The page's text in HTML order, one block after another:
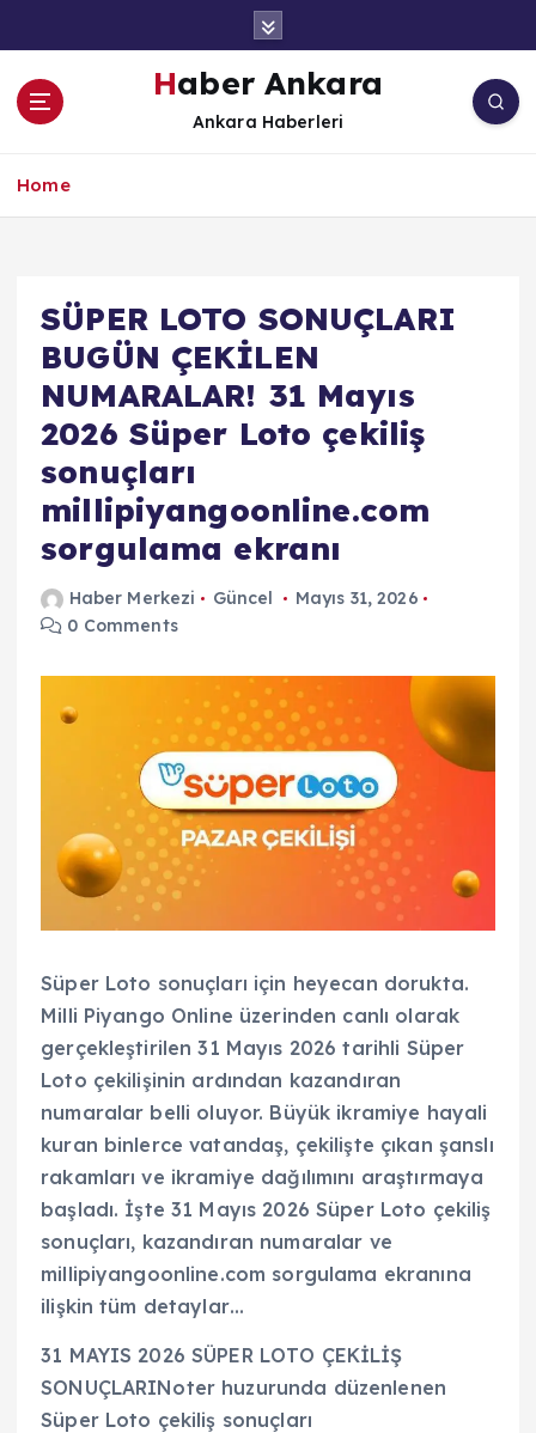
Haber Ankara
Ankara Haberleri
Home
SÜPER LOTO SONUÇLARI
BUGÜN ÇEKİLEN
NUMARALAR! 31 Mayıs
2026 Süper Loto çekiliş
sonuçları
millipiyangoonline.com
sorgulama ekranı
Haber Merkezi Güncel
Mayıs 31, 2026
0 Comments
Süper Loto sonuçları için heyecan dorukta.
Milli Piyango Online üzerinden canlı olarak
gerçekleştirilen 31 Mayıs 2026 tarihli Süper
Loto çekilişinin ardından kazandıran
numaralar belli oluyor. Büyük ikramiye hayali
kuran binlerce vatandaş, çekilişte çıkan şanslı
rakamları ve ikramiye dağılımını araştırmaya
başladı. İşte 31 Mayıs 2026 Süper Loto çekiliş
sonuçları, kazandıran numaralar ve
millipiyangoonline.com sorgulama ekranına
ilişkin tüm detaylar…
31 MAYIS 2026 SÜPER LOTO ÇEKİLİŞ
SONUÇLARINoter huzurunda düzenlenen
Süper Loto çekiliş sonuçları